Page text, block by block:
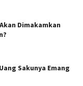
Dimakamkan
Sakunya Emang